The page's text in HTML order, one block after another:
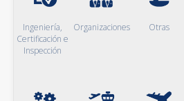
Ingeniería,
Certificación e
Inspección
Organizaciones Otras